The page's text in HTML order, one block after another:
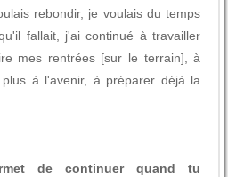
rebondir, je voulais du temps
fallait, j'ai continué à travailler
mes rentrées [sur le terrain], à
à l'avenir, à préparer déjà la
de continuer quand tu